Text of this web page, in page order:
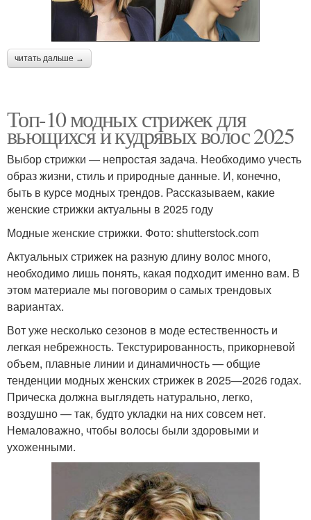
читать дальше →
Топ-10 модных стрижек для
вьющихся и кудрявых волос 2025
Выбор стрижки — непростая задача. Необходимо учесть
образ жизни, стиль и природные данные. И, конечно,
быть в курсе модных трендов. Рассказываем, какие
женские стрижки актуальны в 2025 году
Модные женские стрижки. Фото: shutterstock.com
Актуальных стрижек на разную длину волос много,
необходимо лишь понять, какая подходит именно вам. В
этом материале мы поговорим о самых трендовых
вариантах.
Вот уже несколько сезонов в моде естественность и
легкая небрежность. Текстурированность, прикорневой
объем, плавные линии и динамичность — общие
тенденции модных женских стрижек в 2025—2026 годах.
Прическа должна выглядеть натурально, легко,
воздушно — так, будто укладки на них совсем нет.
Немаловажно, чтобы волосы были здоровыми и
ухоженными.